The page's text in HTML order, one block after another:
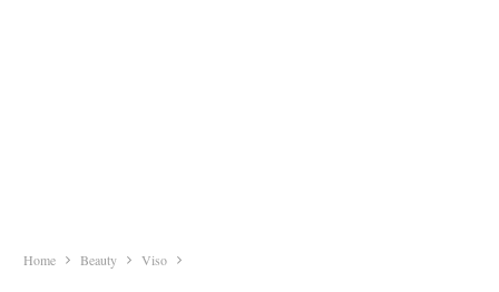
Home Beauty Viso